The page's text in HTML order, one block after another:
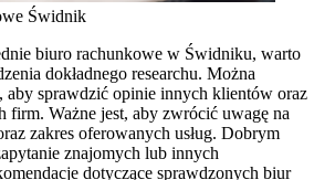
Świdnik
biuro rachunkowe w Świdniku, warto
dokładnego researchu. Można
aby sprawdzić opinie innych klientów oraz
firm. Ważne jest, aby zwrócić uwagę na
zakres oferowanych usług. Dobrym
znajomych lub innych
dotyczące sprawdzonych biur